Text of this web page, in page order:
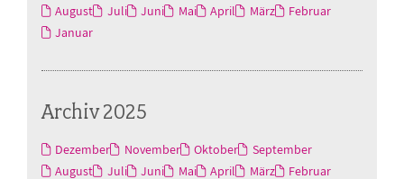
August Juli Juni Mai April März
Februar
Januar
Archiv 2025
Dezember November Oktober
September
August
Juli Juni Mai April März
Februar